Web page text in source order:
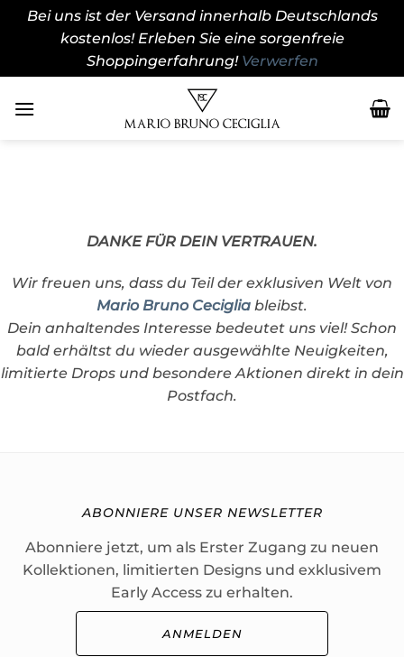
Bei uns ist der Versand innerhalb Deutschlands
kostenlos! Erleben Sie eine sorgenfreie
Shoppingerfahrung! Verwerfen
Inhalt
DANKE FÜR DEIN VERTRAUEN.
Wir freuen uns, dass du Teil der exklusiven Welt von
Mario Bruno Ceciglia bleibst.
Dein anhaltendes Interesse bedeutet uns viel! Schon
bald erhältst du wieder ausgewählte Neuigkeiten,
limitierte Drops und besondere Aktionen direkt in dein
Postfach.
ABONNIERE UNSER NEWSLETTER
Abonniere jetzt, um als Erster Zugang zu neuen
Kollektionen, limitierten Designs und exklusivem
Early Access zu erhalten.
ANMELDEN